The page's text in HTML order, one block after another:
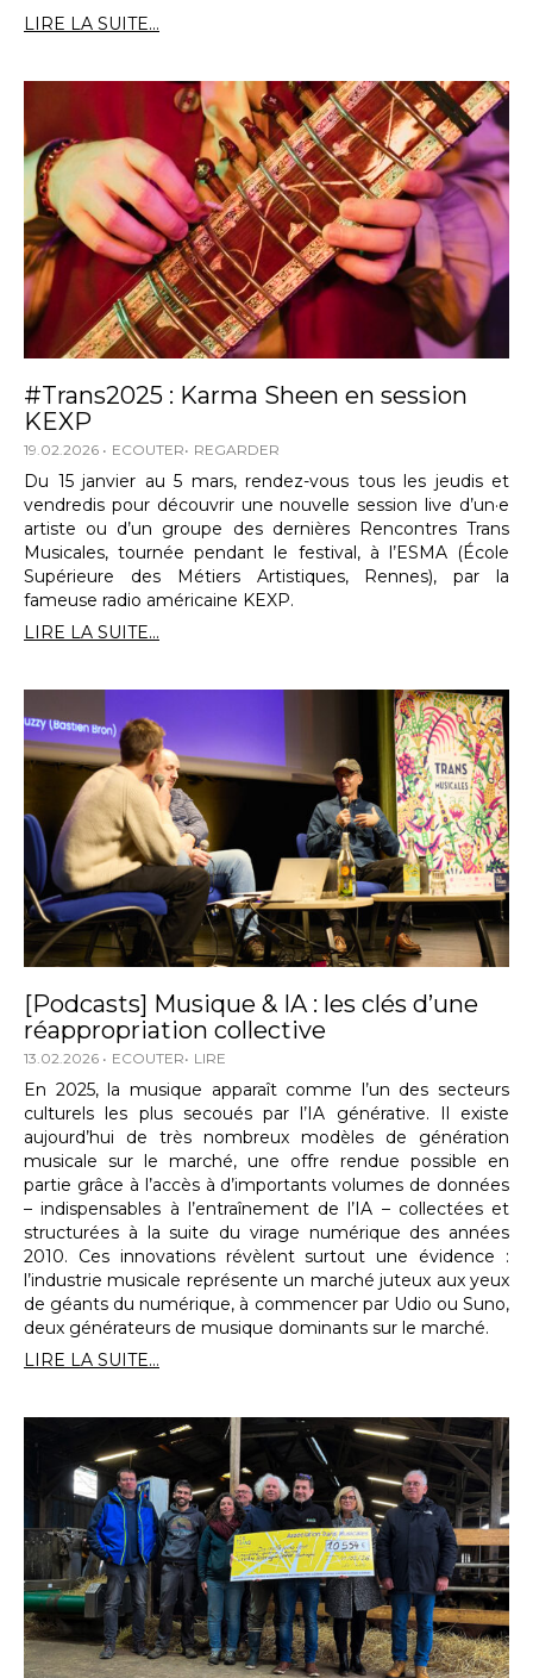
LIRE LA SUITE...
#Trans2025 : Karma Sheen en session
KEXP
19.02.2026 ECOUTER REGARDER
Du 15 janvier au 5 mars, rendez-vous tous les jeudis et
vendredis pour découvrir une nouvelle session live d’un·e
artiste ou d’un groupe des dernières Rencontres Trans
Musicales, tournée pendant le festival, à l’ESMA (École
Supérieure des Métiers Artistiques, Rennes), par la
fameuse radio américaine KEXP.
LIRE LA SUITE...
[Podcasts] Musique & IA : les clés d’une
réappropriation collective
13.02.2026 ECOUTER LIRE
En 2025, la musique apparaît comme l’un des secteurs
culturels les plus secoués par l’IA générative. Il existe
aujourd’hui de très nombreux modèles de génération
musicale sur le marché, une offre rendue possible en
partie grâce à l’accès à d’importants volumes de données
– indispensables à l’entraînement de l’IA – collectées et
structurées à la suite du virage numérique des années
2010. Ces innovations révèlent surtout une évidence :
l’industrie musicale représente un marché juteux aux yeux
de géants du numérique, à commencer par Udio ou Suno,
deux générateurs de musique dominants sur le marché.
LIRE LA SUITE...